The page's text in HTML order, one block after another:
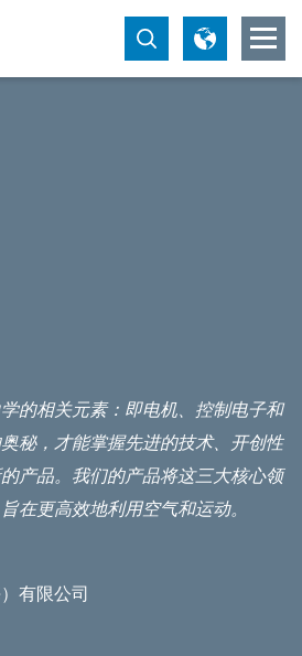
的相关元素：即电机、控制电子和
秘，才能掌握先进的技术、开创性
产品。我们的产品将这三大核心领
在更高效地利用空气和运动。
有限公司